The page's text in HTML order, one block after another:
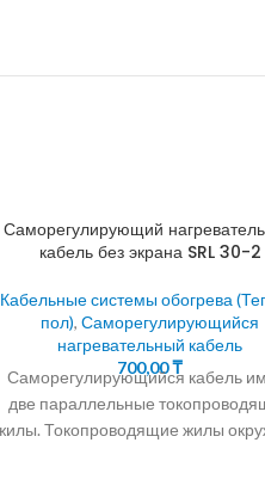
Саморегулирующий
кабель без экрана SRL 30-2
Кабельные системы обогрева
пол), Саморегулирующийся
нагревательный кабель
700,00₸
Саморегулирующийся кабель
две параллельные
Токопроводящие жилы